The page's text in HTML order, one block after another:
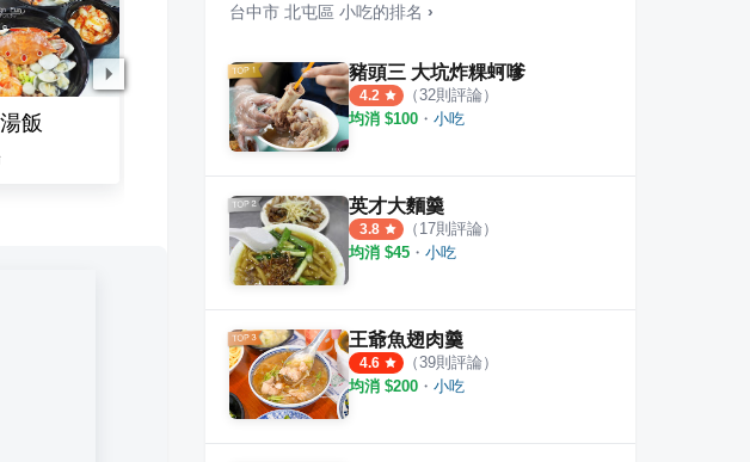
飯 酷皮 脆燒肉潛艇堡 Crispy-cool
19則評論
大碗公冰·甜品 台中大連店
台中市 北屯區 小吃的排名 ›
豬頭三 大坑炸粿蚵嗲
4.2 （32則評論）
均消 $100 ・ 小吃
英才大麵羹
3.8 （ 17則評論）
均消 $45 ・ 小吃
王爺魚翅肉羹
4.6 （39則評論）
均消 $200 ・ 小吃